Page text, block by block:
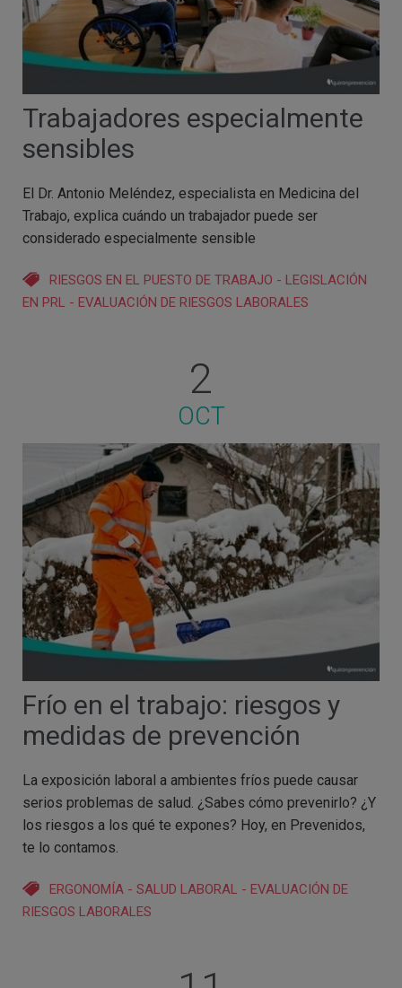
Trabajadores especialmente
sensibles
El Dr. Antonio Meléndez, especialista en Medicina del
Trabajo, explica cuándo un trabajador puede ser
considerado especialmente sensible
RIESGOS EN EL PUESTO DE TRABAJO - LEGISLACIÓN
EN PRL - EVALUACIÓN DE RIESGOS LABORALES
2
OCT
Frío en el trabajo: riesgos y
medidas de prevención
La exposición laboral a ambientes fríos puede causar
serios problemas de salud. ¿Sabes cómo prevenirlo? ¿Y
los riesgos a los qué te expones? Hoy, en Prevenidos,
te lo contamos.
ERGONOMÍA - SALUD LABORAL - EVALUACIÓN DE
RIESGOS LABORALES